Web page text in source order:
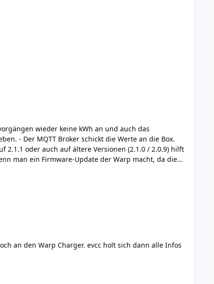
wieder keine kWh an und auch das
an den Warp Charger. evcc holt sich dann alle Infos